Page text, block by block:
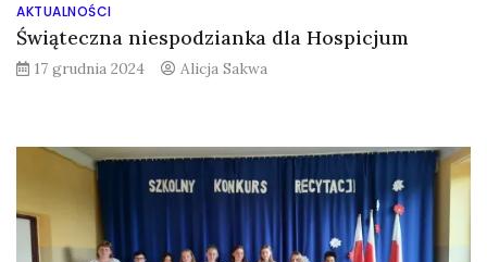
AKTUALNOŚCI
Świąteczna niespodzianka dla Hospicjum
17 grudnia 2024 Alicja Sakwa